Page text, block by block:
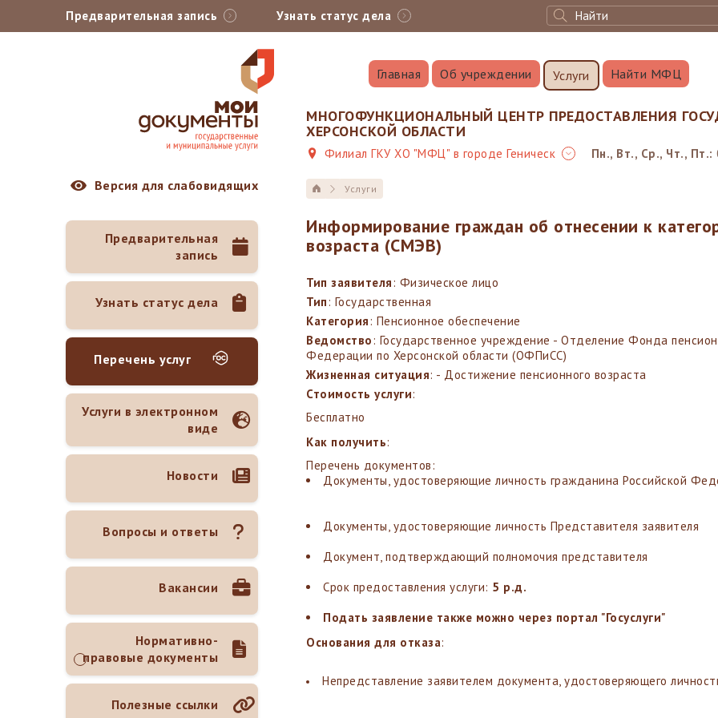
Предварительная запись Узнать статус дела
Главная Об учреждении Услуги Найти МФЦ
МНОГОФУНКЦИОНАЛЬНЫЙ ЦЕНТР ПРЕДОСТАВЛЕНИЯ
ХЕРСОНСКОЙ ОБЛАСТИ
Филиал ГКУ ХО "МФЦ" в городе Геническ Пн., Вт., Ср., Чт., Пт.:
Версия для слабовидящих
Предварительная
запись
Узнать статус дела
Перечень услуг
Услуги в электронном
виде
Новости
Вопросы и ответы
Вакансии
Нормативно-
правовые документы
Полезные ссылки
Услуги
Информирование граждан об отнесении к
возраста (СМЭВ)
Тип заявителя: Физическое лицо
Тип: Государственная
Категория: Пенсионное обеспечение
Ведомство: Государственное учреждение - Отделение Фонда
Федерации по Херсонской области (ОФПиСС)
Жизненная ситуация: - Достижение пенсионного возраста
Стоимость услуги:
Бесплатно
Как получить:
Перечень документов:
Документы, удостоверяющие личность гражданина Российской
Документы, удостоверяющие личность Представителя заявителя
Документ, подтверждающий полномочия представителя
Срок предоставления услуги: 5 р.д.
Подать заявление также можно через портал "Госуслуги"
Основания для отказа:
Непредставление заявителем документа, удостоверяющего